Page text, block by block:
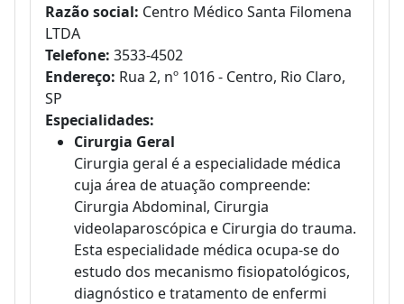
Razão social: Centro Médico Santa Filomena
LTDA
Telefone: 3533-4502
Endereço: Rua 2, nº 1016 - Centro, Rio Claro,
SP
Especialidades:
Cirurgia Geral
Cirurgia geral é a especialidade médica
cuja área de atuação compreende:
Cirurgia Abdominal, Cirurgia
videolaparoscópica e Cirurgia do trauma.
Esta especialidade médica ocupa-se do
estudo dos mecanismo fisiopatológicos,
diagnóstico e tratamento de enfermi